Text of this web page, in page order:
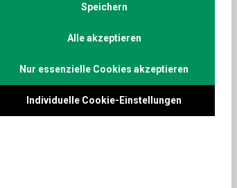
nicht abgewählt werden.
Speichern
Alle akzeptieren
Nur essenzielle Cookies akzeptieren
Individuelle Cookie-Einstellungen